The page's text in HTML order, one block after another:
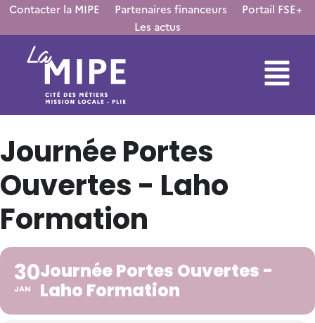
Contacter la MIPE Partenaires financeurs
Portail FSE+
Les actus
Journée Portes
Ouvertes - Laho
Formation
30
JAN
Journée Portes Ouvertes -
Laho Formation